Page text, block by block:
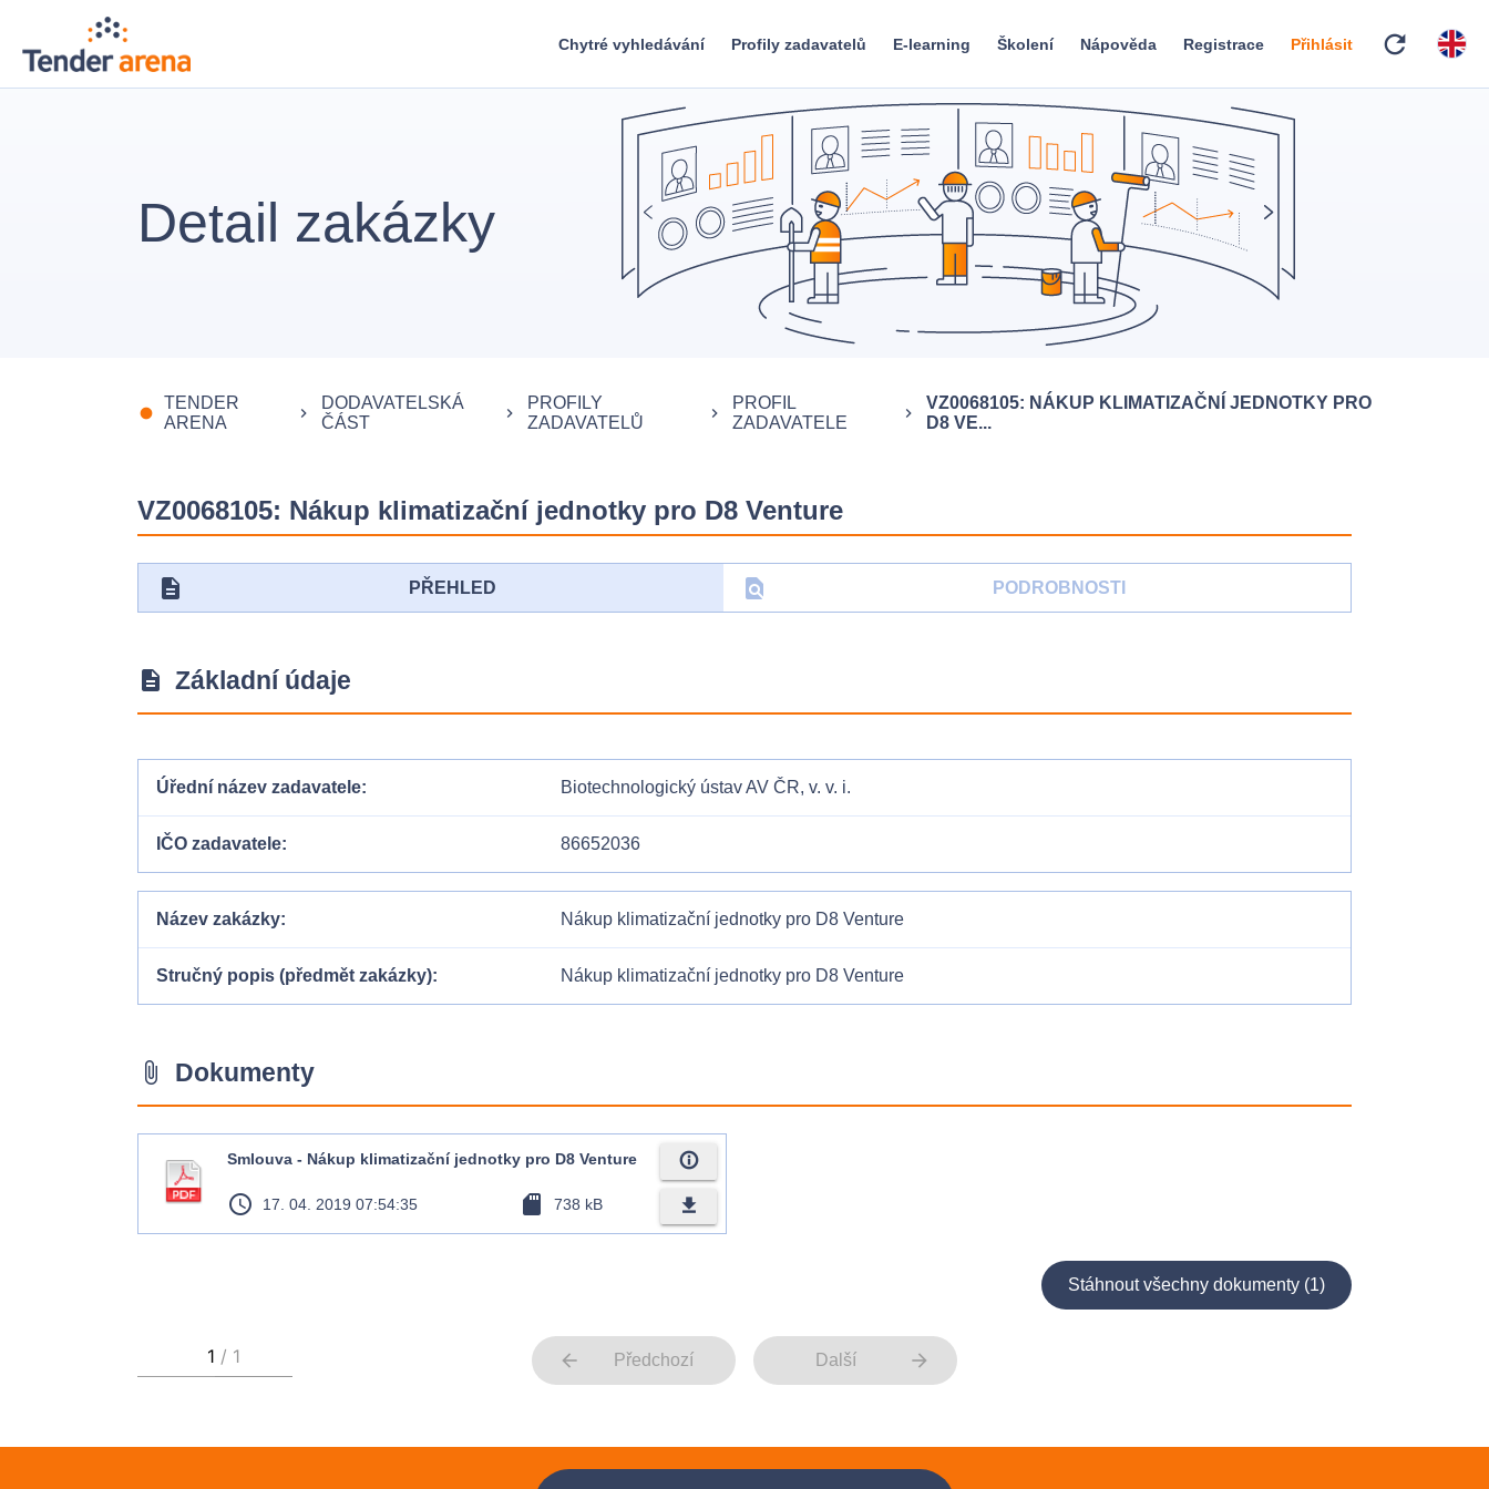
Chytré vyhledávání Profily zadavatelů E-learning Školení Nápověda Registrace Přihlásit refresh
Detail zakázky
fiber_manual_record
TENDER
ARENA
keyboard_arrow_right
DODAVATELSKÁ
ČÁST
keyboard_arrow_right
PROFILY
ZADAVATELŮ
keyboard_arrow_right
PROFIL
ZADAVATELE
keyboard_arrow_right
VZ0068105: NÁKUP KLIMATIZAČNÍ JEDNOTKY PRO
D8 VE...
VZ0068105: Nákup klimatizační jednotky pro D8 Venture
description PŘEHLED find_in_page PODROBNOSTI
description Základní údaje
Úřední název zadavatele Biotechnologický ústav AV ČR, v. v. i.
IČO zadavatele 86652036
Název zakázky Nákup klimatizační jednotky pro D8 Venture
Stručný popis (předmět zakázky) Nákup klimatizační jednotky pro D8 Venture
attach_file Dokumenty
Smlouva - Nákup klimatizační jednotky pro D8 Venture
access_time 17. 04. 2019 07:54:35 sd_card 738 kB
info_outline
file_download
Stáhnout všechny dokumenty (1)
arrow_back Předchozí Další arrow_forward